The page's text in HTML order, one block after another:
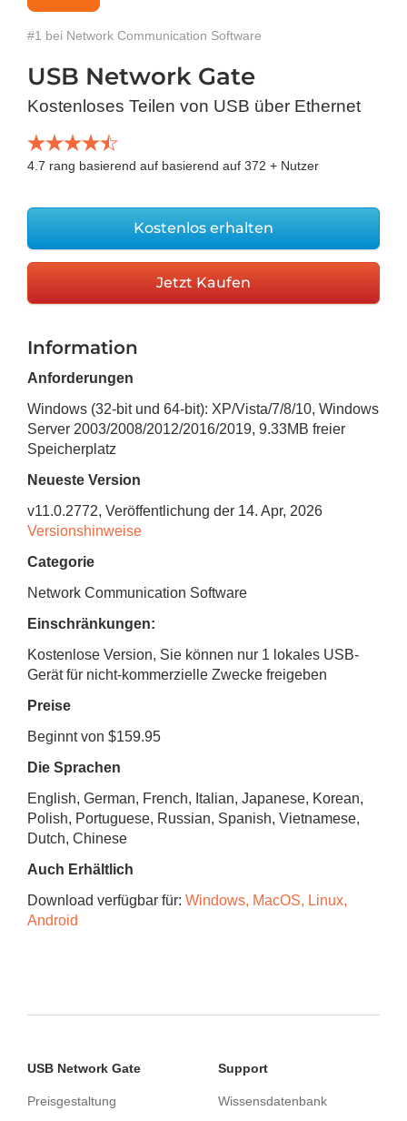
#1 bei Network Communication Software
USB Network Gate
Kostenloses Teilen von USB über Ethernet
4.7 rang basierend auf basierend auf 372 + Nutzer
Kostenlos erhalten
Jetzt Kaufen
Information
Anforderungen
Windows (32-bit und 64-bit): XP/Vista/7/8/10, Windows
Server 2003/2008/2012/2016/2019, 9.33MB freier
Speicherplatz
Neueste Version
v11.0.2772, Veröffentlichung der 14. Apr, 2026
Versionshinweise
Categorie
Network Communication Software
Einschränkungen:
Kostenlose Version, Sie können nur 1 lokales USB-
Gerät für nicht-kommerzielle Zwecke freigeben
Preise
Beginnt von $159.95
Die Sprachen
English, German, French, Italian, Japanese, Korean,
Polish, Portuguese, Russian, Spanish, Vietnamese,
Dutch, Chinese
Auch Erhältlich
Download verfügbar für: Windows, MacOS, Linux,
Android
USB Network Gate
Preisgestaltung
Support
Wissensdatenbank